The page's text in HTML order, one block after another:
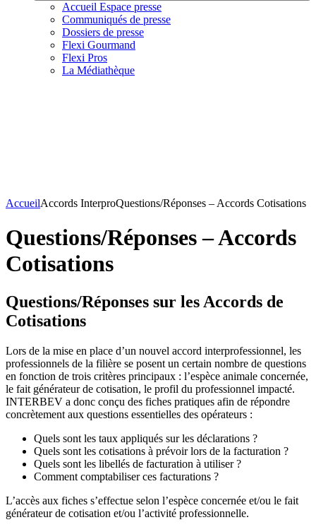
Accueil Espace presse
Communiqués de presse
Dossiers de presse
Flexi Gourmand
Flexi Pros
La Médiathèque
AccueilAccords InterproQuestions/Réponses – Accords Cotisations
Questions/Réponses – Accords
Cotisations
Questions/Réponses sur les Accords de
Cotisations
Lors de la mise en place d’un nouvel accord interprofessionnel, les
professionnels de la filière se posent un certain nombre de questions
en fonction de trois critères principaux : l’espèce animale concernée,
le fait générateur de cotisation, le profil du professionnel impacté.
INTERBEV a donc conçu des fiches pratiques afin de répondre
concrètement aux questions essentielles des opérateurs :
Quels sont les taux appliqués sur les déclarations ?
Quels sont les cotisations à prévoir lors de la facturation ?
Quels sont les libellés de facturation à utiliser ?
Comment comptabiliser ces facturations ?
L’accès aux fiches s’effectue selon l’espèce concernée et/ou le fait
générateur de cotisation et/ou l’activité professionnelle.